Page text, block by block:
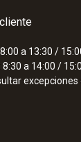
a 13:30 /
a 14:00 /
excepciones